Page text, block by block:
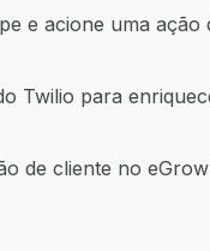
e acione uma ação
Twilio para
de cliente no